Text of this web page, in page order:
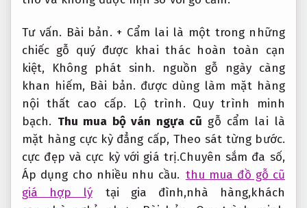
Tư vấn. Bài bản. + Cẩm lai là một trong những
chiếc gỗ quý được khai thác hoàn toàn cạn
kiệt, Không phát sinh. nguồn gỗ ngày càng
khan hiếm, Bài bản. được dùng làm mặt hàng
nội thất cao cấp. Lộ trình. Quy trình minh
bạch. Thu mua bộ ván ngựa cũ gỗ cẩm lai là
mặt hàng cực kỳ đẳng cấp, Theo sát từng bước.
cực đẹp và cực kỳ với giá trị.Chuyên sắm đa số,
Áp dụng cho nhiều nhu cầu. thu mua đồ gỗ cũ
giá hợp lý
tại gia đình,nhà hàng,khách